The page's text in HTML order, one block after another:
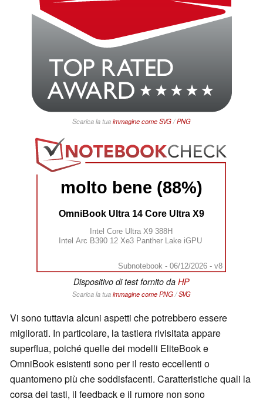
Scarica la tuaimmagine comeSVG/PNG
molto bene (88%)
OmniBook Ultra 14 Core Ultra X9
Intel Core Ultra X9 388H
Intel Arc B390 12 Xe3 Panther Lake iGPU
Subnotebook - 06/12/2026 - v8
Dispositivo di test fornito da HP
Scarica la tuaimmagine comePNG/SVG
Vi sono tuttavia alcuni aspetti che potrebbero essere
migliorati. In particolare, la tastiera rivisitata appare
superflua, poiché quelle dei modelli EliteBook e
OmniBook esistenti sono per il resto eccellenti o
quantomeno più che soddisfacenti. Caratteristiche quali la
corsa dei tasti, il feedback e il rumore non sono